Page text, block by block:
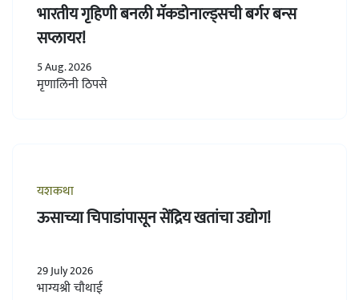
भारतीय गृहिणी बनली मॅकडोनाल्ड्सची बर्गर बन्स
सप्लायर!
5 Aug. 2026
मृणालिनी ठिपसे
यशकथा
ऊसाच्या चिपाडांपासून सेंद्रिय खतांचा उद्योग!
29 July 2026
भाग्यश्री चौथाई